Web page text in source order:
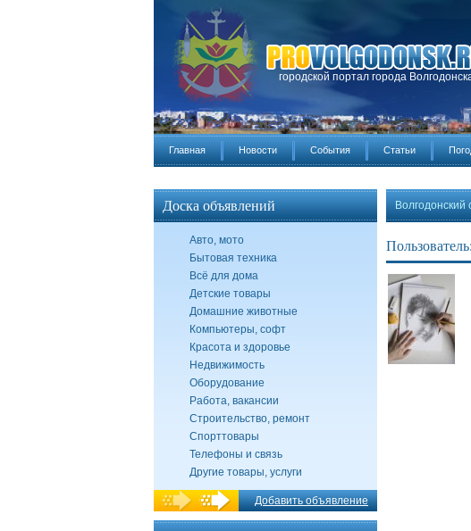
городской портал города
Главная Новости События Статьи
Доска объявлений
Авто, мото
Бытовая техника
Всё для дома
Детские товары
Домашние животные
Компьютеры, софт
Красота и здоровье
Недвижимость
Оборудование
Работа, вакансии
Строительство, ремонт
Спорттовары
Телефоны и связь
Другие товары, услуги
Добавить объявление
Волгодонский